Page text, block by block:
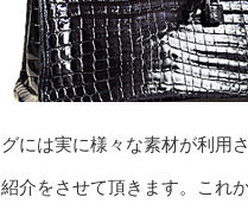
には実に様々な素材が利用
介をさせて頂きます。これ